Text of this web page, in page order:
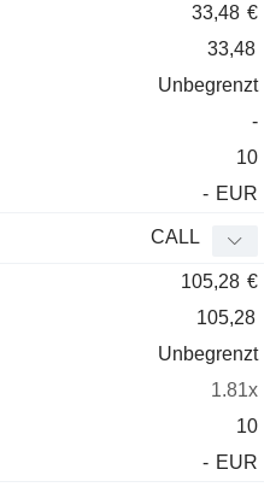
33,48 €
33,48
Unbegrenzt
-
10
- EUR
CALL
105,28 €
105,28
Unbegrenzt
1.81x
10
- EUR